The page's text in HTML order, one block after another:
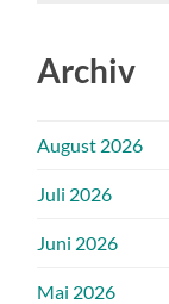
Archiv
August 2026
Juli 2026
Juni 2026
Mai 2026